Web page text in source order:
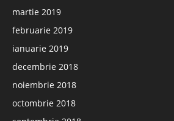
martie 2019
februarie 2019
ianuarie 2019
decembrie 2018
noiembrie 2018
octombrie 2018